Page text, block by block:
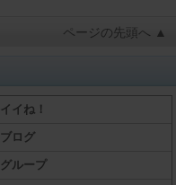
ページの先頭へ ▲
イイね！
ブログ
グループ